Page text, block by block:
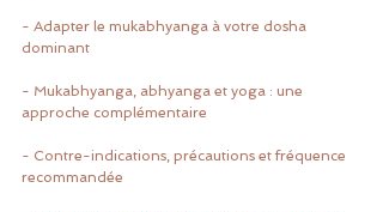
- Adapter le mukabhyanga à votre dosha
dominant
- Mukabhyanga, abhyanga et yoga : une
approche complémentaire
- Contre-indications, précautions et fréquence
recommandée